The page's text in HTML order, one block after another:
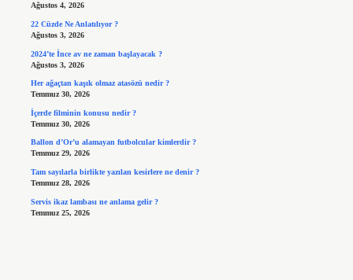
Ağustos 4, 2026
22 Cüzde Ne Anlatılıyor ?
Ağustos 3, 2026
2024’te İnce av ne zaman başlayacak ?
Ağustos 3, 2026
Her ağaçtan kaşık olmaz atasözü nedir ?
Temmuz 30, 2026
İçerde filminin konusu nedir ?
Temmuz 30, 2026
Ballon d’Or’u alamayan futbolcular kimlerdir ?
Temmuz 29, 2026
Tam sayılarla birlikte yazılan kesirlere ne denir ?
Temmuz 28, 2026
Servis ikaz lambası ne anlama gelir ?
Temmuz 25, 2026